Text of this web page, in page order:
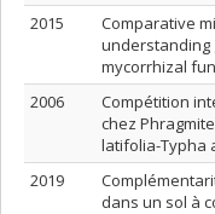
2015
Comparative
understanding
mycorrhizal
2006
Compétition
chez
latifolia-Typha
2019
dans un sol à